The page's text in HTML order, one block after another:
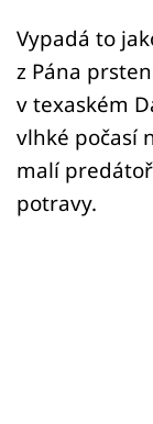
Vypadá to
z Pána
v texaském
vlhké počasí
malí
potravy.